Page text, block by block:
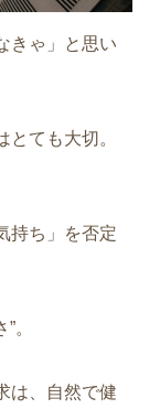
きゃ」と思い
ても大切。
持ち」を否定
。
は、自然で健